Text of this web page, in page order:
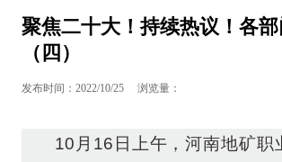
聚焦二十大！持续热议！各
（四）
发布时间：2022/10/25 浏览量：
10月16日上午，河南地矿职